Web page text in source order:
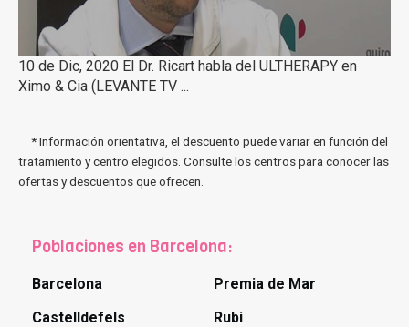
10 de Dic, 2020 El Dr. Ricart habla del ULTHERAPY en
Ximo & Cia (LEVANTE TV ...
* Información orientativa, el descuento puede variar en función del
tratamiento y centro elegidos. Consulte los centros para conocer las
ofertas y descuentos que ofrecen.
Poblaciones en Barcelona:
Barcelona
Castelldefels
Premia de Mar
Rubi